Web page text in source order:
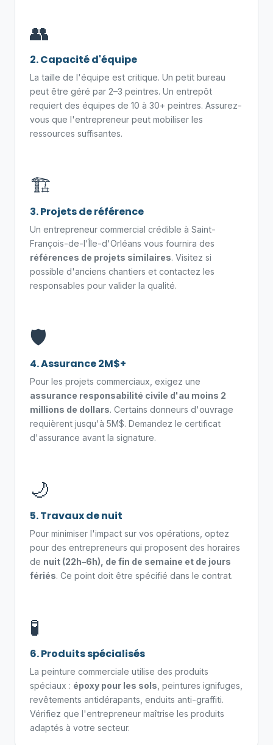
👥
2. Capacité d'équipe
La taille de l'équipe est critique. Un petit bureau
peut être géré par 2–3 peintres. Un entrepôt
requiert des équipes de 10 à 30+ peintres. Assurez-
vous que l'entrepreneur peut mobiliser les
ressources suffisantes.
🏗️
3. Projets de référence
Un entrepreneur commercial crédible à Saint-
François-de-l'Île-d'Orléans vous fournira des
références de projets similaires. Visitez si
possible d'anciens chantiers et contactez les
responsables pour valider la qualité.
🛡️
4. Assurance 2M$+
Pour les projets commerciaux, exigez une
assurance responsabilité civile d'au moins 2
millions de dollars. Certains donneurs d'ouvrage
requièrent jusqu'à 5M$. Demandez le certificat
d'assurance avant la signature.
🌙
5. Travaux de nuit
Pour minimiser l'impact sur vos opérations, optez
pour des entrepreneurs qui proposent des horaires
de nuit (22h–6h), de fin de semaine et de jours
fériés. Ce point doit être spécifié dans le contrat.
🧪
6. Produits spécialisés
La peinture commerciale utilise des produits
spéciaux : époxy pour les sols , peintures ignifuges,
revêtements antidérapants, enduits anti-graffiti.
Vérifiez que l'entrepreneur maîtrise les produits
adaptés à votre secteur.